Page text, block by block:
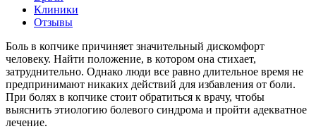
Клиники
Отзывы
Боль в копчике причиняет значительный дискомфорт
человеку. Найти положение, в котором она стихает,
затруднительно. Однако люди все равно длительное время не
предпринимают никаких действий для избавления от боли.
При болях в копчике стоит обратиться к врачу, чтобы
выяснить этиологию болевого синдрома и пройти адекватное
лечение.